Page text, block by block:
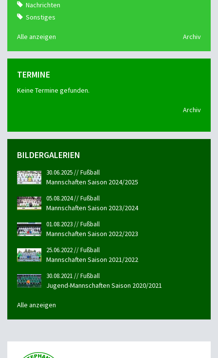
Nachrichten
Sonstiges
Alle anzeigen Archiv
TERMINE
Keine Termine gefunden.
Archiv
BILDERGALERIEN
30.06.2025 // Fußball
Mannschaften Saison 2024/2025
05.08.2024 // Fußball
Mannschaften Saison 2023/2024
01.08.2023 // Fußball
Mannschaften Saison 2022/2023
25.06.2022 // Fußball
Mannschaften Saison 2021/2022
30.08.2021 // Fußball
Jugend-Mannschaften Saison 2020/2021
Alle anzeigen